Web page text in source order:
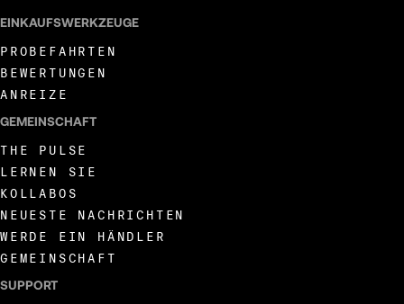
EINKAUFSWERKZEUGE
PROBEFAHRTEN
BEWERTUNGEN
ANREIZE
GEMEINSCHAFT
THE PULSE
LERNEN SIE
KOLLABOS
NEUESTE NACHRICHTEN
WERDE EIN HÄNDLER
GEMEINSCHAFT
SUPPORT